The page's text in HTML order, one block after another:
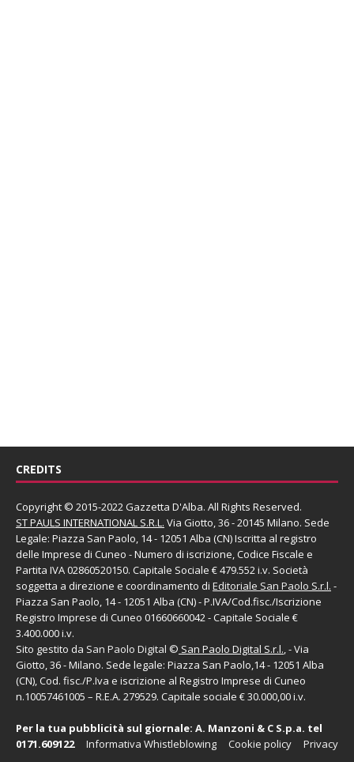
CREDITS
Copyright © 2015-2022 Gazzetta D'Alba. All Rights Reserved.
ST PAULS INTERNATIONAL S.R.L. Via Giotto, 36 - 20145 Milano. Sede
Legale: Piazza San Paolo, 14 - 12051 Alba (CN) Iscritta al registro
delle Imprese di Cuneo - Numero di iscrizione, Codice Fiscale e
Partita IVA 02860520150. Capitale Sociale € 479.552 i.v. Società
soggetta a direzione e coordinamento di Editoriale San Paolo S.r.l. -
Piazza San Paolo, 14 - 12051 Alba (CN) - P.IVA/Cod.fisc./Iscrizione
Registro Imprese di Cuneo 01660660042 - Capitale Sociale €
3.400.000 i.v.
Sito gestito da San Paolo Digital © San Paolo Digital S.r.l., - Via
Giotto, 36 - Milano. Sede legale: Piazza San Paolo,14 - 12051 Alba
(CN), Cod. fisc./P.Iva e iscrizione al Registro Imprese di Cuneo
n.10057461005 – R.E.A. 279529. Capitale sociale € 30.000,00 i.v.
Per la tua pubblicità sul giornale: A. Manzoni & C S.p.a. tel
0171.609122
Privacy
Cookie policy
Informativa Whistleblowing